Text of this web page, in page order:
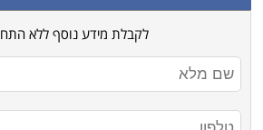
לקבלת מידע נוסף ללא